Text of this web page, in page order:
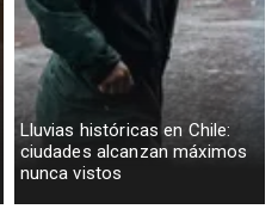
Lluvias históricas en Chile:
ciudades alcanzan máximos
nunca vistos